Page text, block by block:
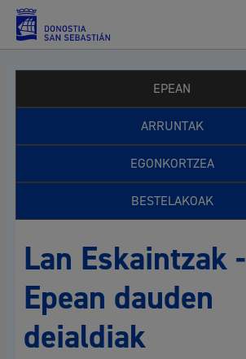
EPEAN
ARRUNTAK
EGONKORTZEA
BESTELAKOAK
Lan Eskaintzak -
Epean dauden
deialdiak